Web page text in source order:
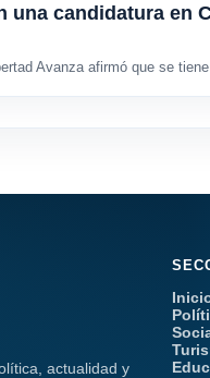
una candidatura en
Avanza afirmó que se
actualidad y